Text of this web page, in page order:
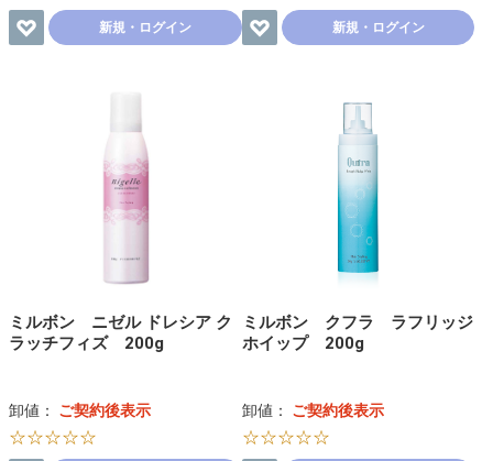
新規・ログイン 新規・ログイン
ミルボン ニゼル ドレシア ク
ラッチフィズ 200g
卸値： ご契約後表示
☆☆☆☆☆
ミルボン クフラ ラフリッジ
ホイップ 200g
卸値： ご契約後表示
☆☆☆☆☆